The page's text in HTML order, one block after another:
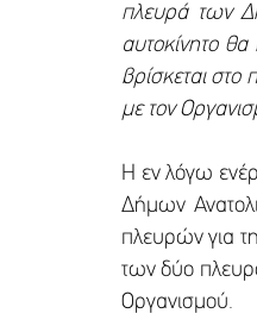
πλευρά των
αυτοκίνητο
βρίσκεται στο
με τον
Η εν λόγω
Δήμων
πλευρών για
των δύο
Οργανισμού.